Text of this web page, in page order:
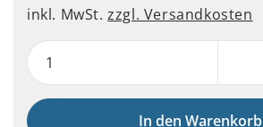
inkl. MwSt.zzgl. Versandkosten
In den Warenkorb